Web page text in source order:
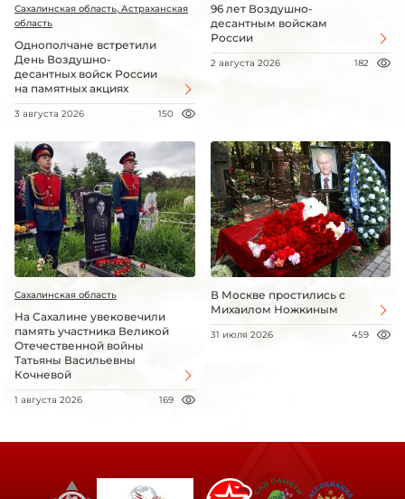
Сахалинская область, Астраханская
область
Однополчане встретили
День Воздушно-
десантных войск России
на памятных акциях
3 августа 2026 150
96 лет Воздушно-
десантным войскам
России
2 августа 2026 182
Сахалинская область
На Сахалине увековечили
память участника Великой
Отечественной войны
Татьяны Васильевны
Кочневой
1 августа 2026 169
В Москве простились с
Михаилом Ножкиным
31 июля 2026 459